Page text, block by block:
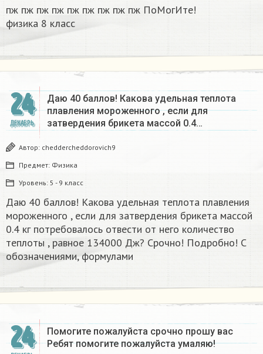
пж пж пж пж пж пж пж пж пж ПоМогИте!
физика 8 класс​
24
ДЕКАБРЬ
Даю 40 баллов! Какова удельная теплота
плавления мороженного , если для
затвердения брикета массой 0.4…
Автор: cheddercheddorovich9
Предмет: Физика
Уровень: 5 - 9 класс
Даю 40 баллов! Какова удельная теплота плавления
мороженного , если для затвердения брикета массой
0.4 кг потребовалось отвести от него количество
теплоты , равное 134000 Дж? Срочно! Подробно! С
обозначениями, формулами
24
Помогите пожалуйста срочно прошу вас
Ребят помогите пожалуйста умаляю! ​